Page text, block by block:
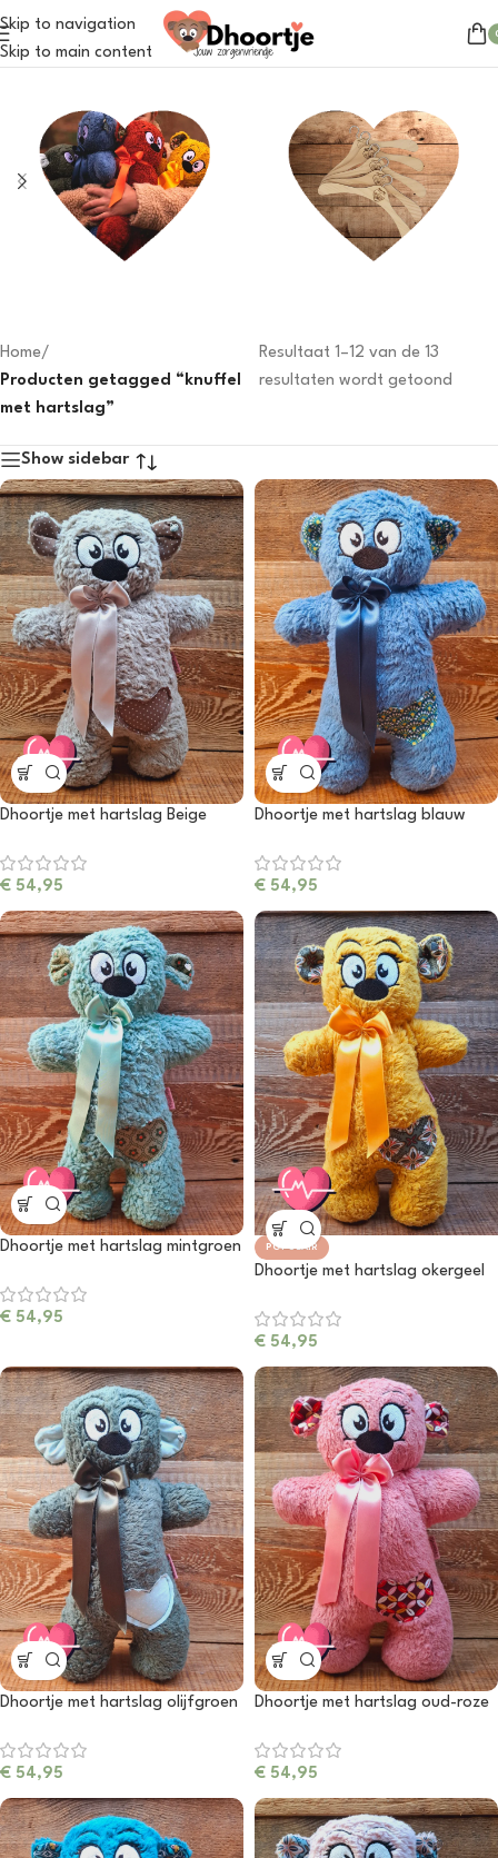
Skip to navigation
Skip to main content
Home/
Producten getagged “knuffel
met hartslag”
Resultaat 1–12 van de 13
resultaten wordt getoond
Show sidebar
Dhoortje met hartslag Beige
€ 54,95
Dhoortje met hartslag blauw
€ 54,95
Dhoortje met hartslag mintgroen
€ 54,95
POPULAIR
Dhoortje met hartslag okergeel
€ 54,95
Dhoortje met hartslag olijfgroen
€ 54,95
Dhoortje met hartslag oud-roze
€ 54,95